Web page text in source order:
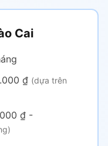
Cai
₫ (dựa trên
₫ -